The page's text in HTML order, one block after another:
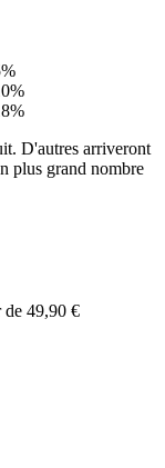
D'autres arriveront
plus grand nombre
de 49,90 €